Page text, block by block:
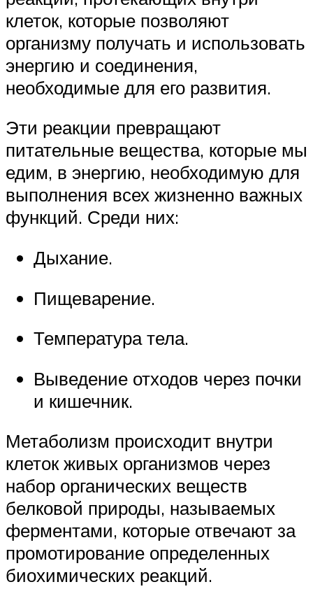
клеток, которые позволяют
организму получать и использовать
энергию и соединения,
необходимые для его развития.
Эти реакции превращают
питательные вещества, которые мы
едим, в энергию, необходимую для
выполнения всех жизненно важных
функций. Среди них:
Дыхание.
Пищеварение.
Температура тела.
Выведение отходов через почки
и кишечник.
Метаболизм происходит внутри
клеток живых организмов через
набор органических веществ
белковой природы, называемых
ферментами, которые отвечают за
промотирование определенных
биохимических реакций.